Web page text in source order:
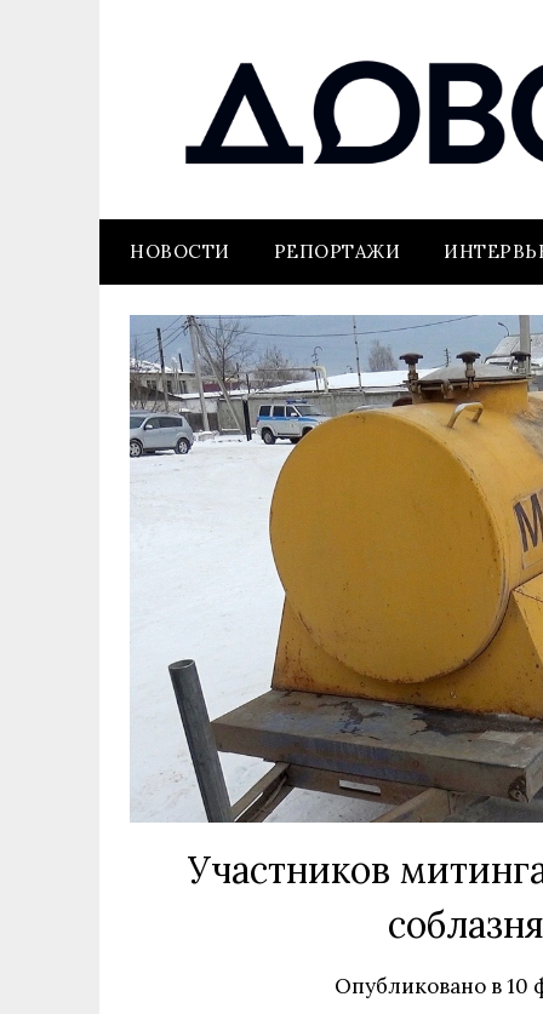
НОВОСТИ РЕПОРТАЖИ
Участников
Опубликовано в10